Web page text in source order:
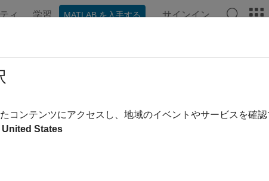
ィ 学習 MATLAB を入手する サインイン
コンテンツにアクセスし、地域のイベントやサービスを確
United States